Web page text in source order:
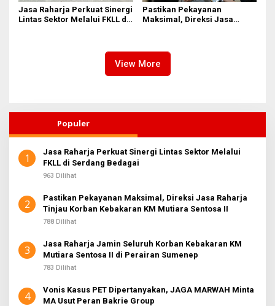
Jasa Raharja Perkuat Sinergi
Lintas Sektor Melalui FKLL di
Pastikan Pekayanan
Maksimal, Direksi Jasa
View More
Populer
1
Jasa Raharja Perkuat Sinergi Lintas Sektor Melalui
FKLL di Serdang Bedagai
963 Dilihat
2
Pastikan Pekayanan Maksimal, Direksi Jasa Raharja
Tinjau Korban Kebakaran KM Mutiara Sentosa II
788 Dilihat
3
Jasa Raharja Jamin Seluruh Korban Kebakaran KM
Mutiara Sentosa II di Perairan Sumenep
783 Dilihat
4
Vonis Kasus PET Dipertanyakan, JAGA MARWAH Minta
MA Usut Peran Bakrie Group